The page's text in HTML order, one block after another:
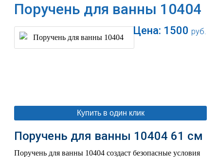
Поручень для ванны 10404
Цена: 1500 руб.
Купить в один клик
Поручень для ванны 10404 61 см
Поручень для ванны 10404 создаст безопасные условия